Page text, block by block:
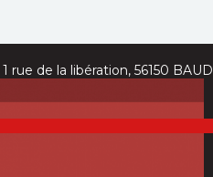
1 rue de la libération, 56150 BAUD